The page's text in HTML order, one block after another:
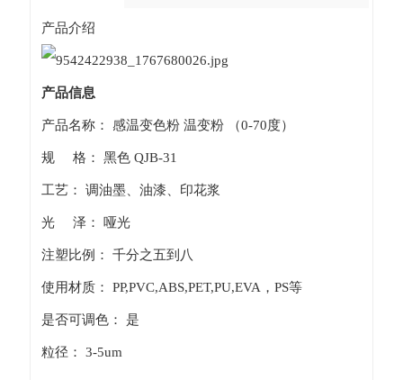
产品介绍
产品信息
产品名称： 感温变色粉 温变粉 （0-70度）
规 格： 黑色 QJB-31
工艺： 调油墨、油漆、印花浆
光 泽： 哑光
注塑比例： 千分之五到八
使用材质： PP,PVC,ABS,PET,PU,EVA，PS等
是否可调色： 是
粒径： 3-5um